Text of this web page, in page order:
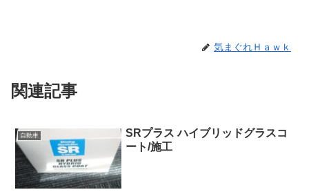
気まぐれＨａｗｋ
関連記事
自動車
SRプラス ハイブリッドグラスコ
ート/施工